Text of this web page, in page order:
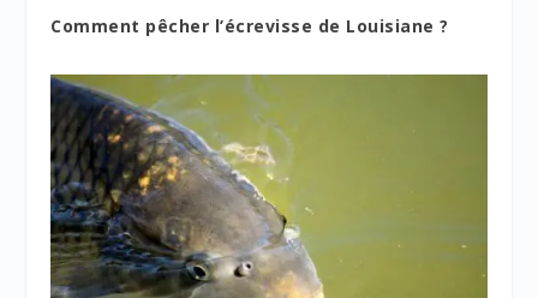
Comment pêcher l’écrevisse de Louisiane ?